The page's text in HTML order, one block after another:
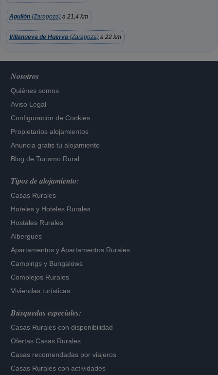
Aguilón (Zaragoza) a 21,4 km
Villanueva de Huerva (Zaragoza) a 22 km
Nosotros
Quiénes somos
Aviso Legal
Configuración de Cookies
Propietarios alojamientos
Anuncia gratis tu alojamiento
Blog de Turismo Rural
Tipos de alojamiento:
Casas Rurales
Hoteles y Hoteles Rurales
Hostales Rurales
Albergues
Apartamentos yApartamentos Rurales
Campings y Bungalows
Complejos Rurales
Viviendas turísticas
Búsquedas especiales:
Casas Rurales con disponibilidad
Ofertas Casas Rurales
Casas recomendadas por viajeros
Casas Rurales con actividades